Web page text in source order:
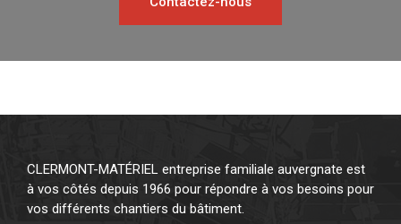
CLERMONT-MATÉRIEL entreprise familiale auvergnate est
à vos côtés depuis 1966 pour répondre à vos besoins pour
vos différents chantiers du bâtiment.